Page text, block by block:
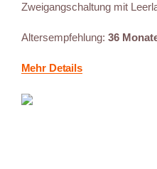
Zweigangschaltung mit
Altersempfehlung: 36
Mehr Details